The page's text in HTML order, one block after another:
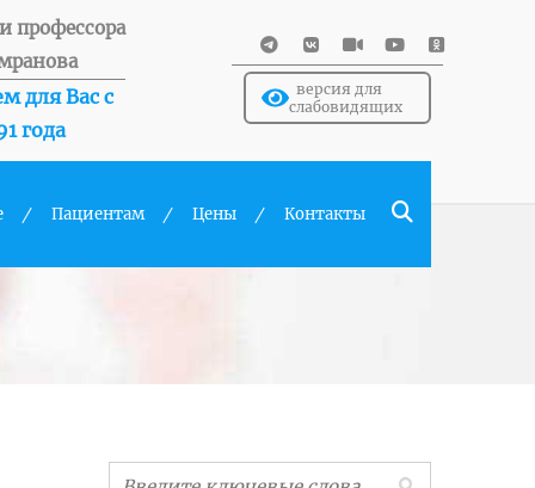
профессора
для Вас с
года
версия для
слабовидящих
Пациентам Цены Контакты